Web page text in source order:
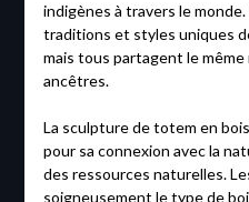
indigènes à travers le
traditions et styles uniques
mais tous partagent le
ancêtres.
La sculpture de totem en
pour sa connexion avec la
des ressources naturelles.
soigneusement le type de